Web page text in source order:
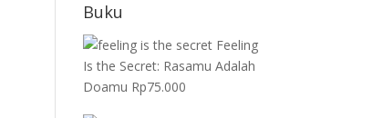
Buku
Feeling
Is the Secret: Rasamu Adalah
Doamu Rp75.000